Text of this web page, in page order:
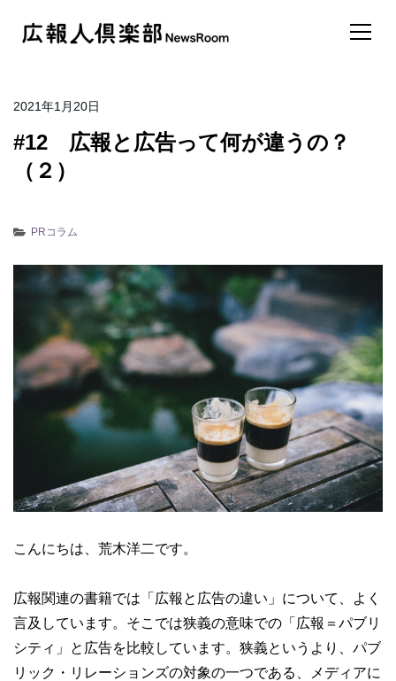
2021年1月20日
#12 広報と広告って何が違うの？
（２）
PRコラム
こんにちは、荒木洋二です。
広報関連の書籍では「広報と広告の違い」について、よく
言及しています。そこでは狭義の意味での「広報＝パブリ
シティ」と広告を比較しています。狭義というより、パブ
リック・リレーションズの対象の一つである、メディアに